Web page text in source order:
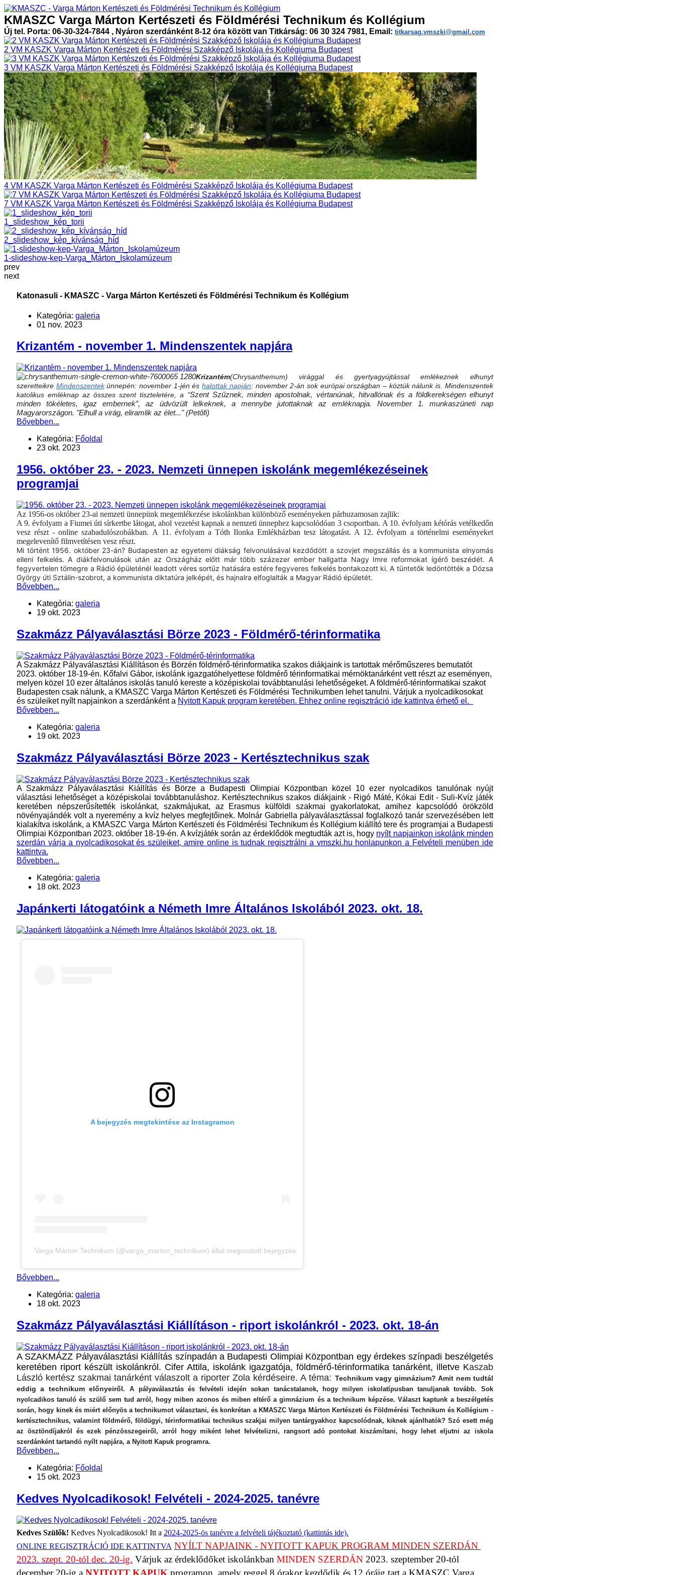
KMASZC Varga Márton Kertészeti és Földmérési Technikum és Kollégium
Új tel. Porta: 06-30-324-7844 , Nyáron szerdánként 8-12 óra között van Titkárság: 06 30 324 7981, Email: titkarsag.vmszki@gmail.com
2 VM KASZK Varga Márton Kertészeti és Földmérési Szakképző Iskolája és Kollégiuma Budapest
3 VM KASZK Varga Márton Kertészeti és Földmérési Szakképző Iskolája és Kollégiuma Budapest
4 VM KASZK Varga Márton Kertészeti és Földmérési Szakképző Iskolája és Kollégiuma Budapest
7 VM KASZK Varga Márton Kertészeti és Földmérési Szakképző Iskolája és Kollégiuma Budapest
1_slideshow_kép_torii
2_slideshow_kép_kívánság_híd
1-slideshow-kep-Varga_Márton_Iskolamúzeum
prev
next
Katonasuli - KMASZC - Varga Márton Kertészeti és Földmérési Technikum és Kollégium
Kategória: galeria
01 nov. 2023
Krizantém - november 1. Mindenszentek napjára
Krizantém(Chrysanthemum) virággal és gyertyagyújtással emlékeznek elhunyt
szeretteikre Mindenszentekünnepén: november 1-jén éshalottak napján:november 2-án sok európai országban – köztük nálunk is. Mindenszentek
katolikus emléknap az összes szent tiszteletére, a "Szent Szűznek, minden apostolnak, vértanúnak, hitvallónak és a földkerekségen elhunyt
minden tökéletes, igaz embernek”, az üdvözült lelkeknek, a mennybe jutottaknak az emléknapja. November 1. munkaszüneti nap
Magyarországon. "Elhull a virág, eliramlik az élet..." (Petőfi)
Bővebben...
Kategória: Főoldal
23 okt. 2023
1956. október 23. - 2023. Nemzeti ünnepen iskolánk megemlékezéseinek
programjai
Az 1956-os október 23-ai nemzeti ünnepünk megemlékezése iskolánkban különböző eseményeken párhuzamosan zajlik:
A 9. évfolyam a Fiumei úti sírkertbe látogat, ahol vezetést kapnak a nemzeti ünnephez kapcsolódóan 3 csoportban. A 10. évfolyam kétórás vetélkedőn
vesz részt - online szabadulószobákban. A 11. évfolyam a Tóth Ilonka Emlékházban tesz látogatást. A 12. évfolyam a történelmi eseményeket
megelevenítő filmvetítésen vesz részt.
Mi történt 1956. október 23-án? Budapesten az egyetemi diákság felvonulásával kezdődött a szovjet megszállás és a kommunista elnyomás
elleni felkelés. A diákfelvonulások után az Országház előtt már több százezer ember hallgatta Nagy Imre reformokat ígérő beszédét. A
fegyvertelen tömegre a Rádió épületénél leadott véres sortűz hatására estére fegyveres felkelés bontakozott ki. A tüntetők ledöntötték a Dózsa
György úti Sztálin-szobrot, a kommunista diktatúra jelképét, és hajnalra elfoglalták a Magyar Rádió épületét.
Bővebben...
Kategória: galeria
19 okt. 2023
Szakmázz Pályaválasztási Börze 2023 - Földmérő-térinformatika
A Szakmázz Pályaválasztási Kiállításon és Börzén földmérő-térinformatika szakos diákjaink is tartottak mérőműszeres bemutatót
2023. október 18-19-én. Kőfalvi Gábor, iskolánk igazgatóhelyettese földmérő térinformatikai mérnöktanárként vett részt az eseményen,
melyen közel 10 ezer általános iskolás tanuló kereste a középiskolai továbbtanulási lehetőségeket. A földmérő-térinformatikai szakot
Budapesten csak nálunk, a KMASZC Varga Márton Kertészeti és Földmérési Technikumben lehet tanulni. Várjuk a nyolcadikosokat
és szüleiket nyílt napjainkon a szerdánként a Nyitott Kapuk program keretében. Ehhez online regisztráció ide kattintva érhető el.
Bővebben...
Kategória: galeria
19 okt. 2023
Szakmázz Pályaválasztási Börze 2023 - Kertésztechnikus szak
A Szakmázz Pályaválasztási Kiállítás és Börze a Budapesti Olimpiai Központban közel 10 ezer nyolcadikos tanulónak nyújt
választási lehetőséget a középiskolai továbbtanuláshoz. Kertésztechnikus szakos diákjaink - Rigó Máté, Kókai Edit - Suli-Kvíz játék
keretében népszerűsítették iskolánkat, szakmájukat, az Erasmus külföldi szakmai gyakorlatokat, amihez kapcsolódó örökzöld
növényajándék volt a nyeremény a kvíz helyes megfejtőinek. Molnár Gabriella pályaválasztással foglalkozó tanár szervezésében lett
kialakítva iskolánk, a KMASZC Varga Márton Kertészeti és Földmérési Technikum és Kollégium kiállító tere és programjai a Budapesti
Olimpiai Központban 2023. október 18-19-én. A kvízjáték során az érdeklődök megtudták azt is, hogy nyílt napjainkon iskolánk minden
szerdán várja a nyolcadikosokat és szüleiket, amire online is tudnak regisztrálni a vmszki.hu honlapunkon a Felvételi menüben ide
kattintva.
Bővebben...
Kategória: galeria
18 okt. 2023
Japánkerti látogatóink a Németh Imre Általános Iskolából 2023. okt. 18.
A bejegyzés megtekintése az Instagramon
Varga Márton Technikum (@varga_marton_technikum) által megosztott bejegyzés
Bővebben...
Kategória: galeria
18 okt. 2023
Szakmázz Pályaválasztási Kiállításon - riport iskolánkról - 2023. okt. 18-án
A SZAKMÁZZ Pályaválasztási Kiállítás színpadán a Budapesti Olimpiai Központban egy érdekes színpadi beszélgetés
keretében riport készült iskolánkról. Cifer Attila, iskolánk igazgatója, földmérő-térinformatika tanárként, illetve Kaszab
László kertész szakmai tanárként válaszolt a riporter Zola kérdéseire. A téma: Technikum vagy gimnázium? Amit nem tudtál
eddig a technikum előnyeiről.
A pályaválasztás és felvételi idején sokan tanácstalanok, hogy milyen iskolatípusban tanuljanak tovább. Sok
nyolcadikos tanuló és szülő sem tud arról, hogy miben azonos és miben eltérő a gimnázium és a technikum képzése. Választ kaptunk a beszélgetés
során, hogy kinek és miért előnyös a technikumot választani, és konkrétan a KMASZC Varga Márton Kertészeti és Földmérési Technikum és Kollégium -
kertésztechnikus, valamint földmérő, földügyi, térinformatikai technikus szakjai milyen tantárgyakhoz kapcsolódnak, kiknek ajánlhatók? Szó esett még
az ösztöndíjakról és ezek pénzösszegeiről, arról hogy miként lehet felvételizni, rangsort adó pontokat kiszámítani, hogy lehet eljutni az iskola
szerdánként tartandó nyílt napjára, a Nyitott Kapuk programra.
Bővebben...
Kategória: Főoldal
15 okt. 2023
Kedves Nyolcadikosok! Felvételi - 2024-2025. tanévre
Kedves Szülők! Kedves Nyolcadikosok! Itt a 2024-2025-ös tanévre a felvételi tájékoztató (kattintás ide).
ONLINE REGISZTRÁCIÓ IDE KATTINTVA NYÍLT NAPJAINK - NYITOTT KAPUK PROGRAM MINDEN SZERDÁN
2023. szept. 20-tól dec. 20-ig. Várjuk az érdeklődőket iskolánkban MINDEN SZERDÁN 2023. szeptember 20-tól
december 20-ig a NYITOTT KAPUK programon, amely reggel 8 órakor kezdődik és 12 óráig tart a KMASZC Varga